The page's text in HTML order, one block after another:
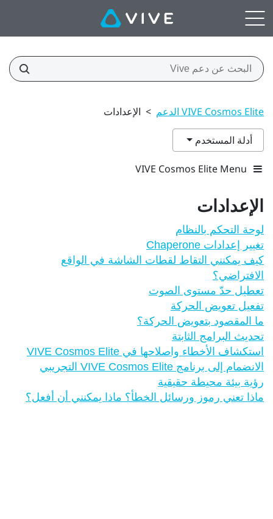
VIVE Cosmos Elite الدعم > الإعدادات
أدلة المستخدم
VIVE Cosmos Elite Menu
الإعدادات
لوحة التحكم بالنظام
تغيير إعدادات Chaperone
كيف يمكنني التقاط لقطات الشاشة في الواقع
الافتراضي؟
تعطيل حدّ مستوى الصوت
تفعيل تعويض الحركة
ما المقصود بتعويض الحركة؟
تحديث البرامج الثابتة
استكشاف الأخطاء واصلاحها في VIVE Cosmos Elite
الانضمام إلى برنامج VIVE Cosmos Elite التجريبي
رؤية بيئة محيطة حقيقية
ماذا تعني رموز ورسائل الخطأ؟ ماذا يمكنني أن أفعل؟